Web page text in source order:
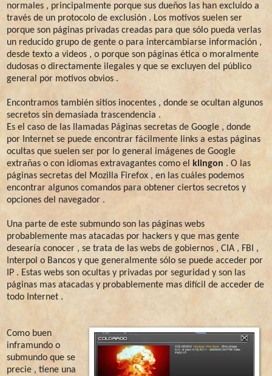
normales , principalmente porque sus dueños las han excluido a
través de un protocolo de exclusión . Los motivos suelen ser
porque son páginas privadas creadas para que sólo pueda verlas
un reducido grupo de gente o para intercambiarse información ,
desde texto a videos , o porque son páginas ética o moralmente
dudosas o directamente ilegales y que se excluyen del público
general por motivos obvios .
Encontramos también sitios inocentes , donde se ocultan algunos
secretos sin demasiada trascendencia .
Es el caso de las llamadas Páginas secretas de Google , donde
por Internet se puede encontrar fácilmente links a estas páginas
ocultas que suelen ser por lo general imágenes de Google
extrañas o con idiomas extravagantes como el
klingon . O las
páginas secretas del Mozilla Firefox , en las cuáles podemos
encontrar algunos comandos para obtener ciertos secretos y
opciones del navegador .
Una parte de este submundo son las páginas webs
probablemente mas atacadas por hackers y que mas gente
desearía conocer , se trata de las webs de gobiernos , CIA , FBI ,
Interpol o Bancos y que generalmente sólo se puede acceder por
IP . Estas webs son ocultas y privadas por seguridad y son las
páginas mas atacadas y probablemente mas difícil de acceder de
todo Internet .
Como buen
inframundo o
submundo que se
precie , tiene una